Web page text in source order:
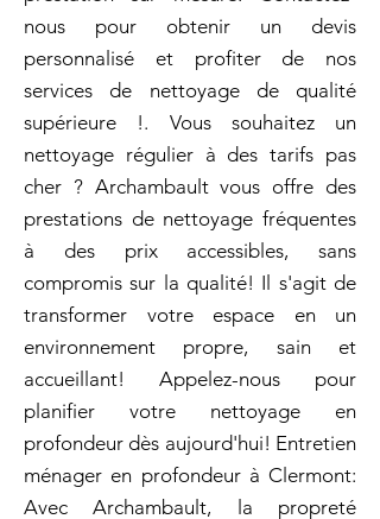
nous pour obtenir un devis
personnalisé et profiter de nos
services de nettoyage de qualité
supérieure !. Vous souhaitez un
nettoyage régulier à des tarifs pas
cher ? Archambault vous offre des
prestations de nettoyage fréquentes
à des prix accessibles, sans
compromis sur la qualité! Il s'agit de
transformer votre espace en un
environnement propre, sain et
accueillant! Appelez-nous pour
planifier votre nettoyage en
profondeur dès aujourd'hui! Entretien
ménager en profondeur à Clermont:
Avec Archambault, la propreté